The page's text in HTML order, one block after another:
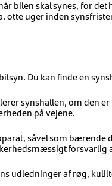
bilen skal synes, for
otte uger inden
Du kan finde en
synshallen, om den
på vejene.
såvel som bærende
forsvarlig
udledninger af røg,